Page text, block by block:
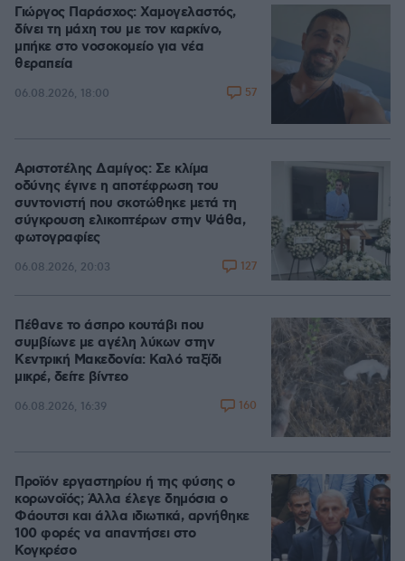
Γιώργος Παράσχος: Χαμογελαστός,
δίνει τη μάχη του με τον καρκίνο,
μπήκε στο νοσοκομείο για νέα
θεραπεία
06.08.2026, 18:00 57
Αριστοτέλης Δαμίγος: Σε κλίμα
οδύνης έγινε η αποτέφρωση του
συντονιστή που σκοτώθηκε μετά τη
σύγκρουση ελικοπτέρων στην Ψάθα,
φωτογραφίες
06.08.2026, 20:03 127
Πέθανε το άσπρο κουτάβι που
συμβίωνε με αγέλη λύκων στην
Κεντρική Μακεδονία: Καλό ταξίδι
μικρέ, δείτε βίντεο
06.08.2026, 16:39 160
Προϊόν εργαστηρίου ή της φύσης ο
κορωνοϊός; Άλλα έλεγε δημόσια ο
Φάουτσι και άλλα ιδιωτικά, αρνήθηκε
100 φορές να απαντήσει στο
Κογκρέσο